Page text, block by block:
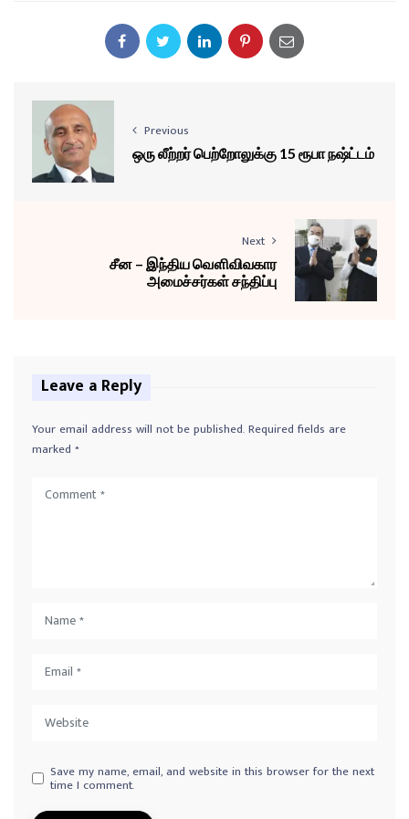
Previous
ஒரு லீற்றர் பெற்றோலுக்கு 15 ரூபா நஷ்ட்டம்
Next
சீன – இந்திய வௌிவிவகார
அமைச்சர்கள் சந்திப்பு
Leave a Reply
Your email address will not be published.Required fields are
marked *
Save my name, email, and website in this browser for the next
time I comment.